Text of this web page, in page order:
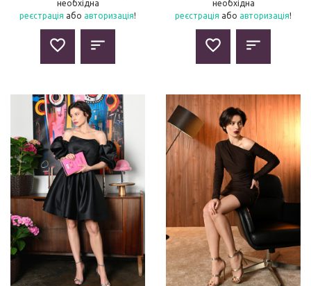
необхідна
реєстрація або авторизація!
необхідна
реєстрація або авторизація!